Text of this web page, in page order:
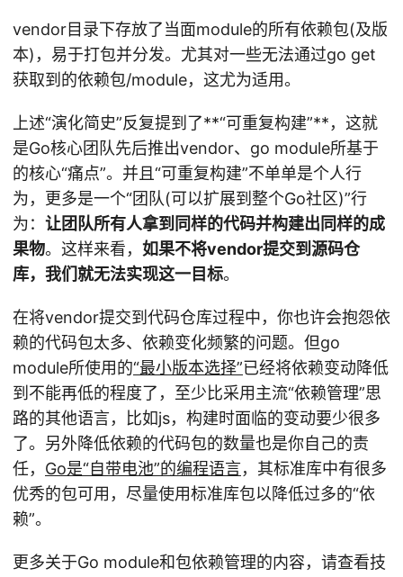
vendor目录下存放了当面module的所有依赖包(及版
本)，易于打包并分发。尤其对一些无法通过go get
获取到的依赖包/module，这尤为适用。
上述“演化简史”反复提到了**“可重复构建”**，这就
是Go核心团队先后推出vendor、go module所基于
的核心“痛点”。并且“可重复构建”不单单是个人行
为，更多是一个“团队(可以扩展到整个Go社区)”行
为： 让团队所有人拿到同样的代码并构建出同样的成
果物。这样来看， 如果不将vendor提交到源码仓
库，我们就无法实现这一目标。
在将vendor提交到代码仓库过程中，你也许会抱怨依
赖的代码包太多、依赖变化频繁的问题。但go
module所使用的“最小版本选择”已经将依赖变动降低
到不能再低的程度了，至少比采用主流“依赖管理”思
路的其他语言，比如js，构建时面临的变动要少很多
了。另外降低依赖的代码包的数量也是你自己的责
任， Go是“自带电池”的编程语言，其标准库中有很多
优秀的包可用，尽量使用标准库包以降低过多的“依
赖”。
更多关于Go module和包依赖管理的内容，请查看技